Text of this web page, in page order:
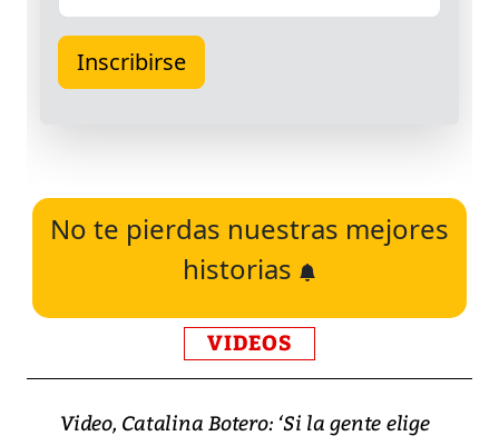
No te pierdas nuestras mejores
historias
VIDEOS
Video, Catalina Botero: ‘Si la gente elige